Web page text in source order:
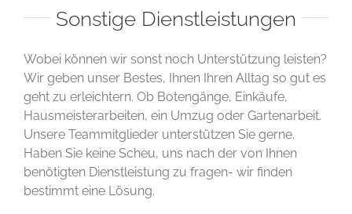
Sonstige Dienstleistungen
Wobei können wir sonst noch Unterstützung leisten?
Wir geben unser Bestes, Ihnen Ihren Alltag so gut es
geht zu erleichtern. Ob Botengänge, Einkäufe,
Hausmeisterarbeiten, ein Umzug oder Gartenarbeit.
Unsere Teammitglieder unterstützen Sie gerne.
Haben Sie keine Scheu, uns nach der von Ihnen
benötigten Dienstleistung zu fragen- wir finden
bestimmt eine Lösung.